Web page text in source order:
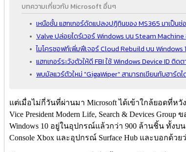
บทความเกี่ยวกับ Microsoft อื่นๆ
เหนือชั้น แฮกเกอร์ดัดแปลงปฏิทินของ MS365 มาเป็น
Valve ปล่อยไดร์เวอร์ Windows บน Steam Machine
ไมโครซอฟท์เพิ่มฟีเจอร์ Cloud Rebuild บน Windows
แฮกเกอร์ระวังตัวให้ดี FBI ใช้ Windows Device ID ติด
พบมัลแวร์ตัวใหม่ "GigaWiper" สามารถเขียนทับฮาร์ด
แต่เมื่อไม่กี่วันที่ผ่านมา Microsoft ได้เข้าใกล้ยอดที่หวั
Vice President Modern Life, Search & Devices
Windows 10 อยู่ในอุปกรณ์แล้วกว่า 900 ล้านชิ้น​​​​​​ ทั้งบ
Console Xbox และอุปกรณ์ Surface Hub และบอกด้